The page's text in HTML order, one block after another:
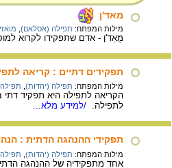
מאד'ן
מילות המפתח: תפילה (אסלאם)
מֻאַדִ'ן - אדם שתפקידו לקרוא
תפקידים דתיים : קריאה
מילות המפתח: תפילה (יהדות)
הקריאה לתפילה היא תפקיד דתי
לתפילה. /למידע מלא...
תפקידי ההנהגה הדתית :
מילות המפתח: תפילה (יהדות)
אחד מתפקידיה של ההנהגה